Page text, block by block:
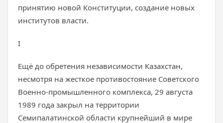
принятию новой Конституции, создание новых
институтов власти.
I
Ещё до обретения независимости Казахстан,
несмотря на жесткое противостояние Советского
Военно-промышленного комплекса, 29 августа
1989 года закрыл на территории
Семипалатинской области крупнейший в мире